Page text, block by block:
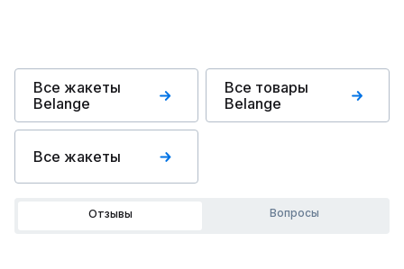
Все жакеты
Belange
Все товары
Belange
Все жакеты
Отзывы Вопросы